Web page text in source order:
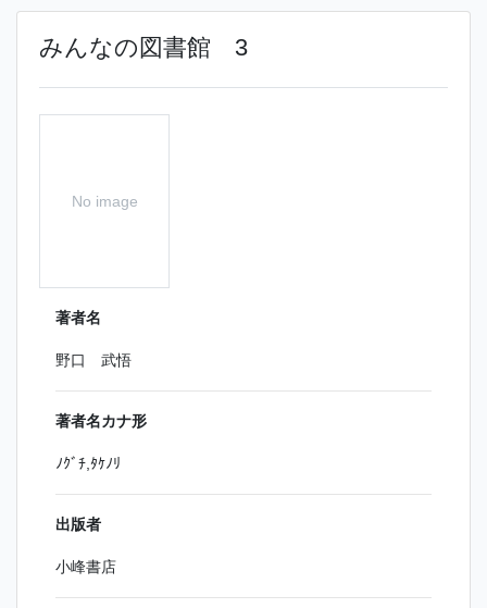
みんなの図書館 3
No image
著者名
野口 武悟
著者名カナ形
ﾉｸﾞﾁ,ﾀｹﾉﾘ
出版者
小峰書店